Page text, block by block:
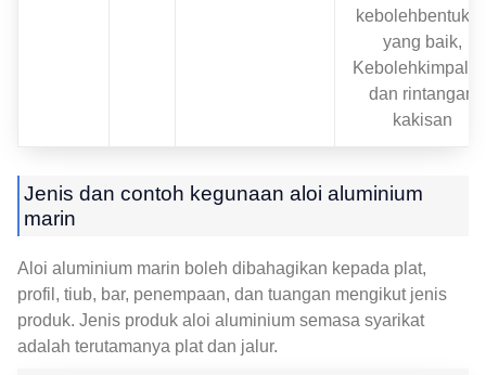
yang baik,
dan rintangan
kakisan
Jenis dan contoh kegunaan aloi aluminium
marin
Aloi aluminium marin boleh dibahagikan kepada plat,
profil, tiub, bar, penempaan, dan tuangan mengikut jenis
produk. Jenis produk aloi aluminium semasa syarikat
adalah terutamanya plat dan jalur.